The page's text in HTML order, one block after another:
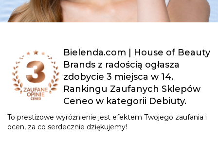
Bielenda.com | House of Beauty
Brands z radością ogłasza
zdobycie 3 miejsca w 14.
Rankingu Zaufanych Sklepów
Ceneo w kategorii Debiuty.
To prestiżowe wyróżnienie jest efektem Twojego zaufania i
ocen, za co serdecznie dziękujemy!